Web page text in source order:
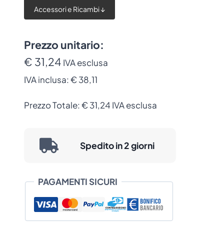
Zebra
per
(CBL-
DC-
382A1-
01)
Accessori e Ricambi ↓
Prezzo unitario:
€ 31,24 IVA esclusa
IVA inclusa: € 38,11
Prezzo Totale: € 31,24 IVA esclusa
Spedito in 2 giorni
PAGAMENTI SICURI